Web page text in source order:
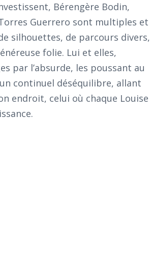
Bérengère Bodin,
Guerrero sont multiples et
silhouettes, de parcours divers,
folie. Lui et elles,
par l’absurde, les poussant au
continuel déséquilibre, allant
endroit, celui où chaque Louise